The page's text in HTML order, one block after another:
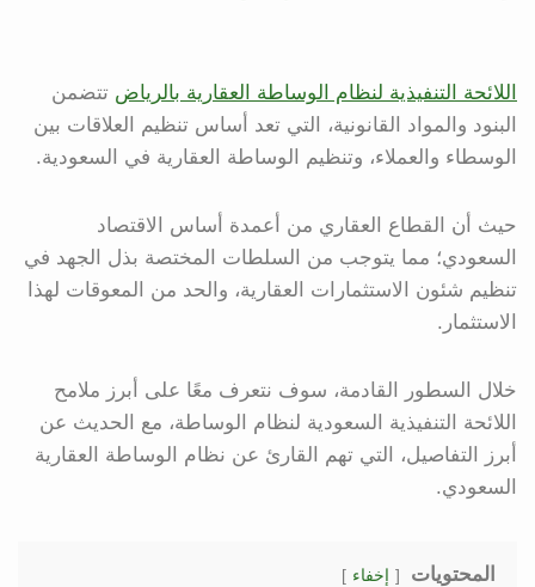
اللائحة التنفيذية لنظام الوساطة العقارية بالرياض تتضمن
البنود والمواد القانونية، التي تعد أساس تنظيم العلاقات بين
الوسطاء والعملاء، وتنظيم الوساطة العقارية في السعودية.
حيث أن القطاع العقاري من أعمدة أساس الاقتصاد
السعودي؛ مما يتوجب من السلطات المختصة بذل الجهد في
تنظيم شئون الاستثمارات العقارية، والحد من المعوقات لهذا
الاستثمار.
خلال السطور القادمة، سوف نتعرف معًا على أبرز ملامح
اللائحة التنفيذية السعودية لنظام الوساطة، مع الحديث عن
أبرز التفاصيل، التي تهم القارئ عن نظام الوساطة العقارية
السعودي.
المحتويات إخفاء